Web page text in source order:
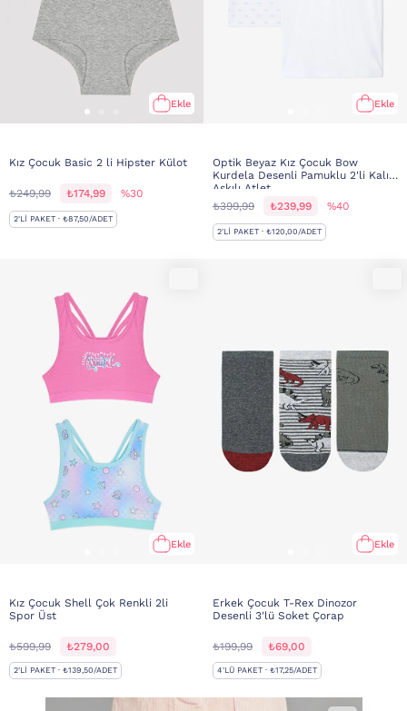
Ekle
Kız Çocuk Basic 2 li Hipster Külot
₺249,99 ₺174,99 %30
2'LI PAKET · ₺87,50/ADET
Ekle
Optik Beyaz Kız Çocuk Bow
Kurdela Desenli Pamuklu 2'li Kalın
Askılı Atlet
₺399,99
₺239,99 %40
2'LI PAKET · ₺120,00/ADET
Ekle
Kız Çocuk Shell Çok Renkli 2li
Spor Üst
₺599,99 ₺279,00
2'LI PAKET · ₺139,50/ADET
Ekle
Erkek Çocuk T-Rex Dinozor
Desenli 3'lü Soket Çorap
₺199,99 ₺69,00
4'LÜ PAKET · ₺17,25/ADET